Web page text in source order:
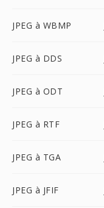
JPEG à WBMP
JPEG à DDS
JPEG à ODT
JPEG à RTF
JPEG à TGA
JPEG à JFIF